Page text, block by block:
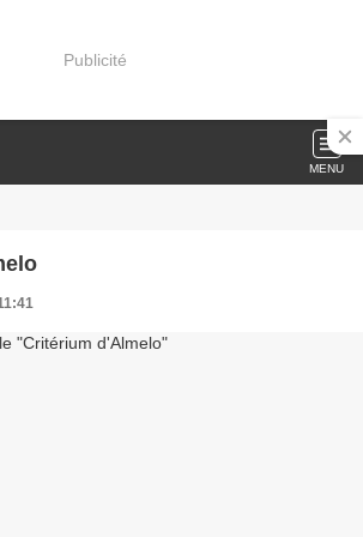
Publicité
MENU